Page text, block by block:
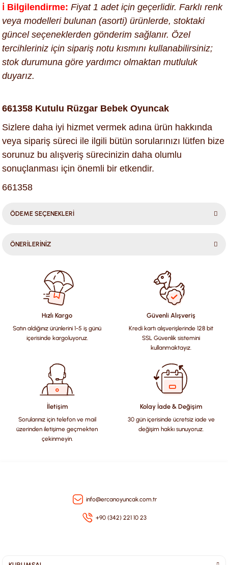
ℹ️ Bilgilendirme: Fiyat 1 adet için geçerlidir. Farklı renk
veya modelleri bulunan (asorti) ürünlerde, stoktaki
güncel seçeneklerden gönderim sağlanır. Özel
tercihleriniz için sipariş notu kısmını kullanabilirsiniz;
stok durumuna göre yardımcı olmaktan mutluluk
duyarız.
661358 Kutulu Rüzgar Bebek Oyuncak
Sizlere daha iyi hizmet vermek adına ürün hakkında
veya sipariş süreci ile ilgili bütün sorularınızı lütfen bize
sorunuz bu alışveriş sürecinizin daha olumlu
sonuçlanması için önemli bir etkendir.
661358
ÖDEME SEÇENEKLERİ
ÖNERİLERİNİZ
konularda yetersiz gördüğünüz noktaları öneri formunu
kullanarak tarafımıza iletebilirsiniz.
Görüş ve önerileriniz için teşekkür ederiz.
Ürün resmi kalitesiz, bozuk veya görüntülenemiyor.
Ürün açıklamasında eksik bilgiler bulunuyor.
Ürün bilgilerinde hatalar bulunuyor.
Ürün fiyatı diğer sitelerden daha pahalı.
Bu ürüne benzer farklı alternatifler olmalı.
Hızlı Kargo
Satın aldığınız ürünlerini 1-5 iş günü
içerisinde kargoluyoruz.
Güvenli Alışveriş
Kredi kartı alışverişlerinde 128 bit
SSL Güvenlik sistemini
kullanmaktayız.
İletişim
Sorularınız için telefon ve mail
üzerinden iletişime geçmekten
çekinmeyin.
Kolay İade & Değişim
30 gün içerisinde ücretsiz iade ve
değişim hakkı sunuyoruz.
info@ercanoyuncak.com.tr
+90 (342) 221 10 23